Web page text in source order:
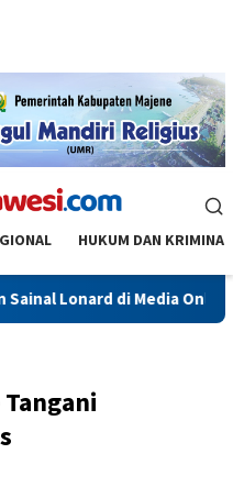
HUKUM DAN KRIMINAL
Lonard di Media Online